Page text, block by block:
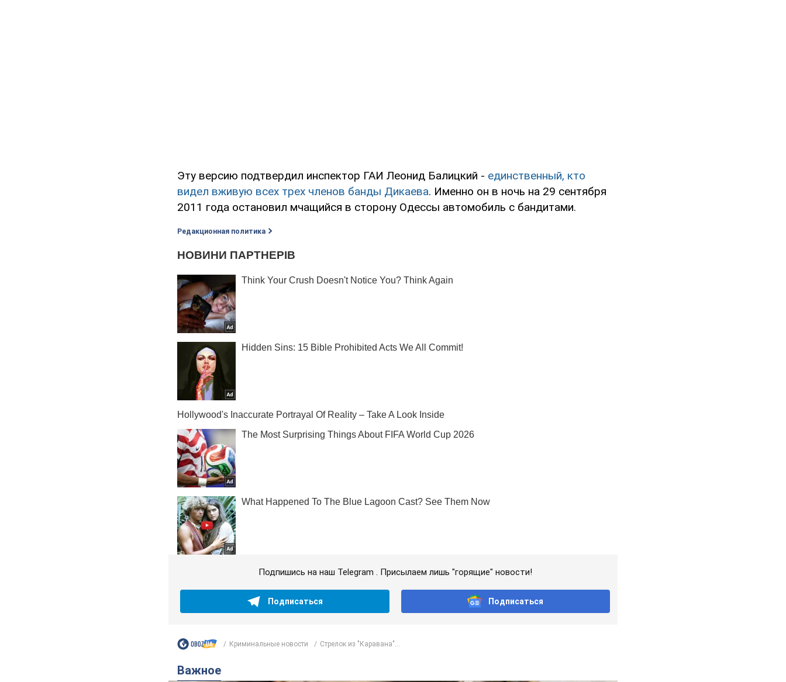
Эту версию подтвердил инспектор ГАИ Леонид Балицкий - единственный, кто
видел вживую всех трех членов банды Дикаева. Именно он в ночь на 29 сентября
2011 года остановил мчащийся в сторону Одессы автомобиль с бандитами.
Редакционная политика
Подпишись на наш Telegram . Присылаем лишь "горящие" новости!
Подписаться Подписаться
Криминальные новости Стрелок из "Каравана"...
Важное